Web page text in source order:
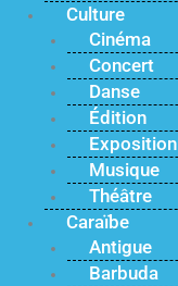
Culture
Cinéma
Concert
Danse
Édition
Exposition
Musique
Théâtre
Caraïbe
Antigue
Barbuda